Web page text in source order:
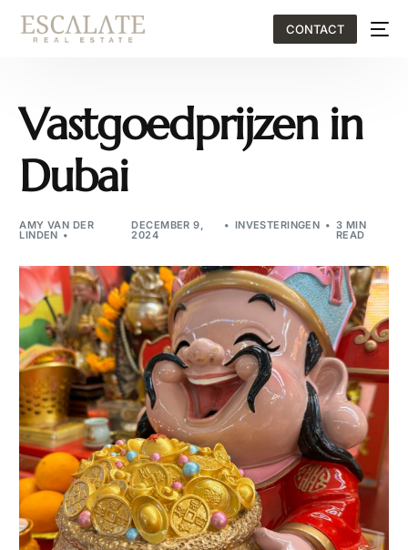
CONTACT
Vastgoedprijzen in
Dubai
AMY VAN DER
LINDEN
DECEMBER 9,
2024
INVESTERINGEN 3 MIN
READ
EN